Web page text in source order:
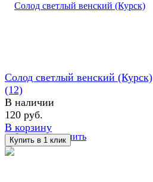
избранное сравнить
Солод светлый венский (Курск)
(12)
В наличии
120 руб.
В корзину